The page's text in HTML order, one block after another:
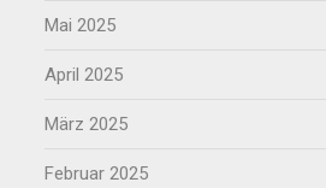
Mai 2025
April 2025
März 2025
Februar 2025